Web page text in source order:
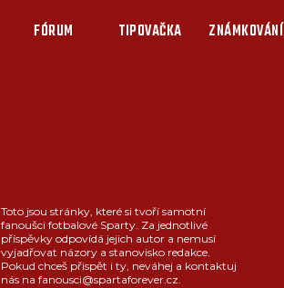
FÓRUM TIPOVAČKA ZNÁMKOVÁNÍ
Toto jsou stránky, které si tvoří samotní
fanoušci fotbalové Sparty. Za jednotlivé
příspěvky odpovídá jejich autor a nemusí
vyjadřovat názory a stanovisko redakce.
Pokud chceš přispět i ty, neváhej a kontaktuj
nás na fanousci@spartaforever.cz.